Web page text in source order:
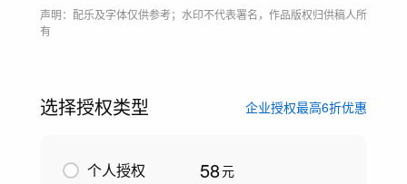
声明：配乐及字体仅供参考；水印不代表署名，作品版权归供稿人所
有
选择授权类型 企业授权最高6折优惠
个人授权 58元